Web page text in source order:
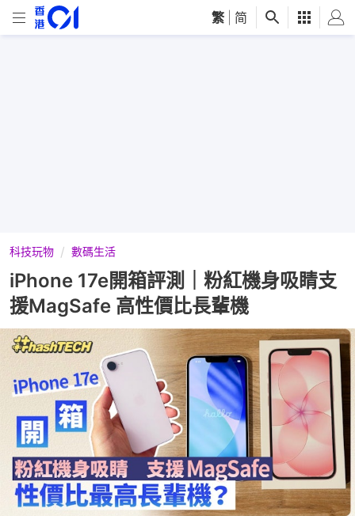
繁 简
科技玩物 數碼生活
iPhone 17e開箱評測｜粉紅機身吸睛支
援MagSafe 高性價比長輩機